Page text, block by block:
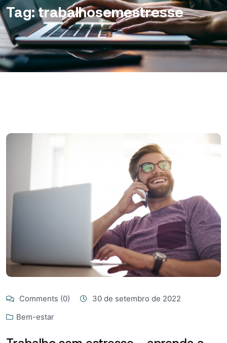
Tag:trabalhosemestresse
Comments (0)
30 de setembro de 2022
Bem-estar